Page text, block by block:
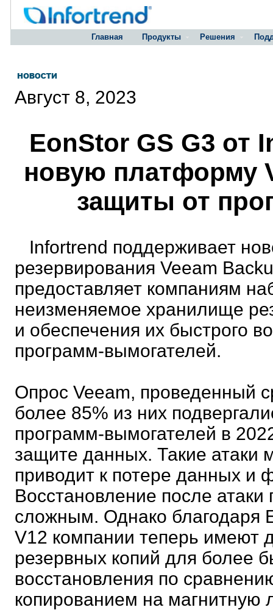
Главная Продукты Решения
Август 8, 2023
EonStor GS G3 от
новую платформу
защиты от
Infortrend поддерживает
резервирования Veeam
предоставляет компаниям
неизменяемое хранилище
и обеспечения их быстрого
программ-вымогателей.
Опрос Veeam, проведенный
более 85% из них
программ-вымогателей в
защите данных. Такие атаки
приводит к потере данных и
Восстановление после
сложным. Однако благодаря
V12 компании теперь имеют
резервных копий для более
восстановления по
копированием на магнитную